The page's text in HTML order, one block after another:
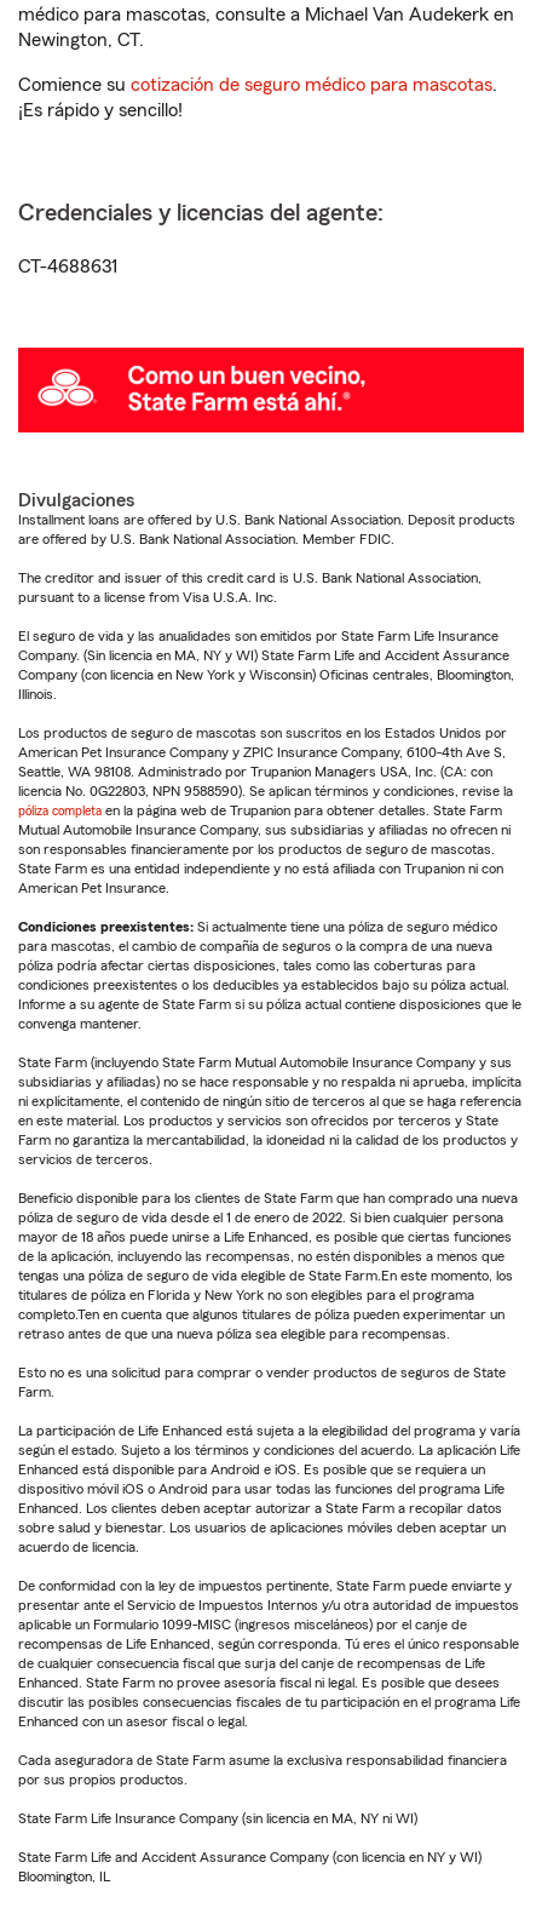
médico para mascotas, consulte a Michael Van Audekerk en
Newington, CT.
Comience su cotización de seguro médico para mascotas.
¡Es rápido y sencillo!
Credenciales y licencias del agente:
CT-4688631
Divulgaciones
Installment loans are offered by U.S. Bank National Association. Deposit products
are offered by U.S. Bank National Association. Member FDIC.
The creditor and issuer of this credit card is U.S. Bank National Association,
pursuant to a license from Visa U.S.A. Inc.
El seguro de vida y las anualidades son emitidos por State Farm Life Insurance
Company. (Sin licencia en MA, NY y WI) State Farm Life and Accident Assurance
Company (con licencia en New York y Wisconsin) Oficinas centrales, Bloomington,
Illinois.
Los productos de seguro de mascotas son suscritos en los Estados Unidos por
American Pet Insurance Company y ZPIC Insurance Company, 6100-4th Ave S,
Seattle, WA 98108. Administrado por Trupanion Managers USA, Inc. (CA: con
licencia No. 0G22803, NPN 9588590). Se aplican términos y condiciones, revise la
póliza completa en la página web de Trupanion para obtener detalles. State Farm
Mutual Automobile Insurance Company, sus subsidiarias y afiliadas no ofrecen ni
son responsables financieramente por los productos de seguro de mascotas.
State Farm es una entidad independiente y no está afiliada con Trupanion ni con
American Pet Insurance.
Condiciones preexistentes: Si actualmente tiene una póliza de seguro médico
para mascotas, el cambio de compañía de seguros o la compra de una nueva
póliza podría afectar ciertas disposiciones, tales como las coberturas para
condiciones preexistentes o los deducibles ya establecidos bajo su póliza actual.
Informe a su agente de State Farm si su póliza actual contiene disposiciones que le
convenga mantener.
State Farm (incluyendo State Farm Mutual Automobile Insurance Company y sus
subsidiarias y afiliadas) no se hace responsable y no respalda ni aprueba, implícita
ni explícitamente, el contenido de ningún sitio de terceros al que se haga referencia
en este material. Los productos y servicios son ofrecidos por terceros y State
Farm no garantiza la mercantabilidad, la idoneidad ni la calidad de los productos y
servicios de terceros.
Beneficio disponible para los clientes de State Farm que han comprado una nueva
póliza de seguro de vida desde el 1 de enero de 2022. Si bien cualquier persona
mayor de 18 años puede unirse a Life Enhanced, es posible que ciertas funciones
de la aplicación, incluyendo las recompensas, no estén disponibles a menos que
tengas una póliza de seguro de vida elegible de State Farm.En este momento, los
titulares de póliza en Florida y New York no son elegibles para el programa
completo.Ten en cuenta que algunos titulares de póliza pueden experimentar un
retraso antes de que una nueva póliza sea elegible para recompensas.
Esto no es una solicitud para comprar o vender productos de seguros de State
Farm.
La participación de Life Enhanced está sujeta a la elegibilidad del programa y varía
según el estado. Sujeto a los términos y condiciones del acuerdo. La aplicación Life
Enhanced está disponible para Android e iOS. Es posible que se requiera un
dispositivo móvil iOS o Android para usar todas las funciones del programa Life
Enhanced. Los clientes deben aceptar autorizar a State Farm a recopilar datos
sobre salud y bienestar. Los usuarios de aplicaciones móviles deben aceptar un
acuerdo de licencia.
De conformidad con la ley de impuestos pertinente, State Farm puede enviarte y
presentar ante el Servicio de Impuestos Internos y/u otra autoridad de impuestos
aplicable un Formulario 1099-MISC (ingresos misceláneos) por el canje de
recompensas de Life Enhanced, según corresponda. Tú eres el único responsable
de cualquier consecuencia fiscal que surja del canje de recompensas de Life
Enhanced. State Farm no provee asesoría fiscal ni legal. Es posible que desees
discutir las posibles consecuencias fiscales de tu participación en el programa Life
Enhanced con un asesor fiscal o legal.
Cada aseguradora de State Farm asume la exclusiva responsabilidad financiera
por sus propios productos.
State Farm Life Insurance Company (sin licencia en MA, NY ni WI)
State Farm Life and Accident Assurance Company (con licencia en NY y WI)
Bloomington, IL